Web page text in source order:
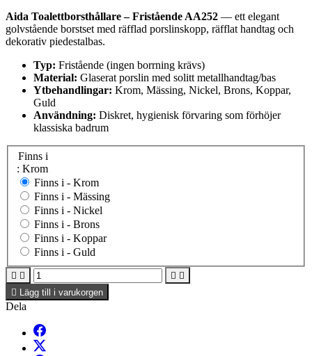
Aida Toalettborsthållare – Fristående AA252 — ett elegant
golvstående borstset med räfflad porslinskopp, räfflat handtag och
dekorativ piedestalbas.
Typ: Fristående (ingen borrning krävs)
Material: Glaserat porslin med solitt metallhandtag/bas
Ytbehandlingar: Krom, Mässing, Nickel, Brons, Koppar,
Guld
Användning: Diskret, hygienisk förvaring som förhöjer
klassiska badrum
Finns i
: Krom
Finns i - Krom
Finns i - Mässing
Finns i - Nickel
Finns i - Brons
Finns i - Koppar
Finns i - Guld
   
 Lägg till i varukorgen
Dela